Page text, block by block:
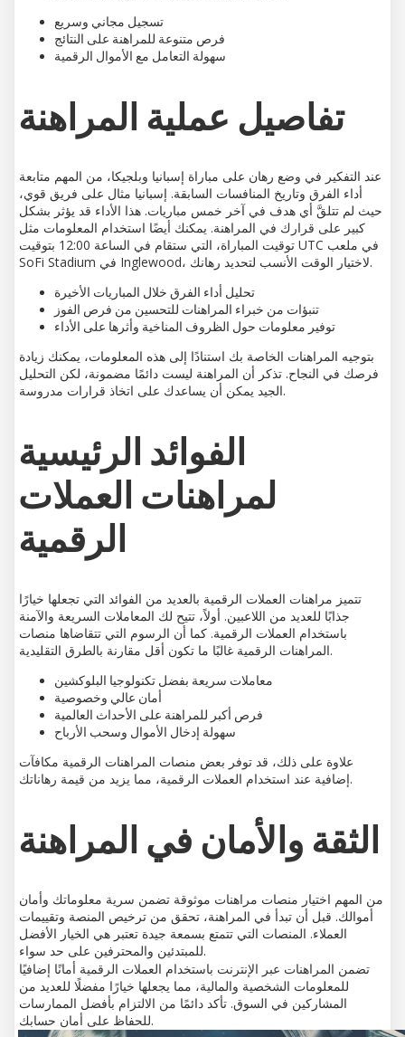
تسجيل مجاني وسريع
فرص متنوعة للمراهنة على النتائج
سهولة التعامل مع الأموال الرقمية
تفاصيل عملية المراهنة
عند التفكير في وضع رهان على مباراة إسبانيا وبلجيكا، من المهم متابعة
أداء الفرق وتاريخ المنافسات السابقة. إسبانيا مثال على فريق قوي،
حيث لم تتلقَّ أي هدف في آخر خمس مباريات. هذا الأداء قد يؤثر بشكل
كبير على قرارك في المراهنة. يمكنك أيضًا استخدام المعلومات مثل
توقيت المباراة، التي ستقام في الساعة 12:00 بتوقيت UTC في ملعب
SoFi Stadium في Inglewood، لاختيار الوقت الأنسب لتحديد رهانك.
تحليل أداء الفرق خلال المباريات الأخيرة
تنبؤات من خبراء المراهنات للتحسين من فرص الفوز
توفير معلومات حول الظروف المناخية وأثرها على الأداء
بتوجيه المراهنات الخاصة بك استنادًا إلى هذه المعلومات، يمكنك زيادة
فرصك في النجاح. تذكر أن المراهنة ليست دائمًا مضمونة، لكن التحليل
الجيد يمكن أن يساعدك على اتخاذ قرارات مدروسة.
الفوائد الرئيسية
لمراهنات العملات
الرقمية
تتميز مراهنات العملات الرقمية بالعديد من الفوائد التي تجعلها خيارًا
جذابًا للعديد من اللاعبين. أولاً، تتيح لك المعاملات السريعة والآمنة
باستخدام العملات الرقمية. كما أن الرسوم التي تتقاضاها منصات
المراهنات الرقمية غالبًا ما تكون أقل مقارنة بالطرق التقليدية.
معاملات سريعة بفضل تكنولوجيا البلوكشين
أمان عالي وخصوصية
فرص أكبر للمراهنة على الأحداث العالمية
سهولة إدخال الأموال وسحب الأرباح
علاوة على ذلك، قد توفر بعض منصات المراهنات الرقمية مكافآت
إضافية عند استخدام العملات الرقمية، مما يزيد من قيمة رهاناتك.
الثقة والأمان في المراهنة
من المهم اختيار منصات مراهنات موثوقة تضمن سرية معلوماتك وأمان
أموالك. قبل أن تبدأ في المراهنة، تحقق من ترخيص المنصة وتقييمات
العملاء. المنصات التي تتمتع بسمعة جيدة تعتبر هي الخيار الأفضل
للمبتدئين والمحترفين على حد سواء.
تضمن المراهنات عبر الإنترنت باستخدام العملات الرقمية أمانًا إضافيًا
للمعلومات الشخصية والمالية، مما يجعلها خيارًا مفضلًا للعديد من
المشاركين في السوق. تأكد دائمًا من الالتزام بأفضل الممارسات
للحفاظ على أمان حسابك.